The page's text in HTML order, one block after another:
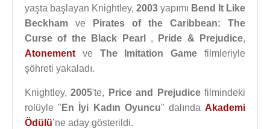
yaşta başlayan Knightley, 2003 yapımı Bend It Like
Beckham ve
Pirates of the Caribbean: The
Curse of the Black Pearl
, Pride & Prejudice,
Atonement ve The Imitation Game filmleriyle
şöhreti yakaladı.
Knightley,2005'te, Price and Prejudicefilmindeki
rolüyle " En İyi Kadın Oyuncu" dalındaAkademi
Ödülü’ne aday gösterildi.